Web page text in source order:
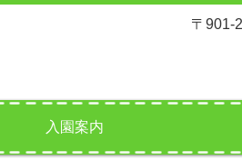
〒901-
入園案内